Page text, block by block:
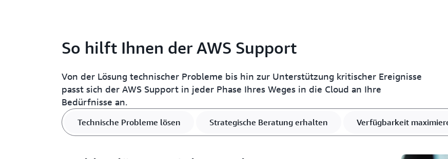
So hilft Ihnen der AWS Support
Von der Lösung technischer Probleme bis hin zur Unterstützung kritischer Ereignisse
passt sich der AWS Support in jeder Phase Ihres Weges in die Cloud an Ihre
Bedürfnisse an.
Technische Probleme lösen Strategische Beratung erhalten Verfügbarkeit